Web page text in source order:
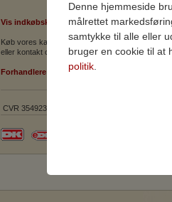
Vis indkøbskurv
Køb vores kaffe her, hos vores forhandlere
eller kontakt os.
Forhandlere
CVR 35492380
Denne hjemmeside
målrettet
samtykke til alle eller
bruger en cookie til at
politik
Tekniske cookies er